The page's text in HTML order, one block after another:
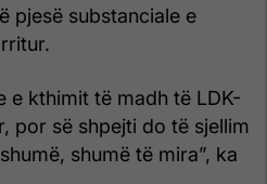
pjesë substanciale e
e kthimit të madh të LDK-
por së shpejti do të sjellim
shumë të mira”, ka